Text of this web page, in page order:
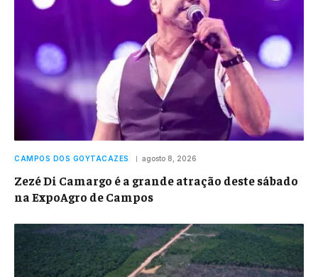
CAMPOS DOS GOYTACAZES agosto 8, 2026
Zezé Di Camargo é a grande atração deste sábado
na ExpoAgro de Campos